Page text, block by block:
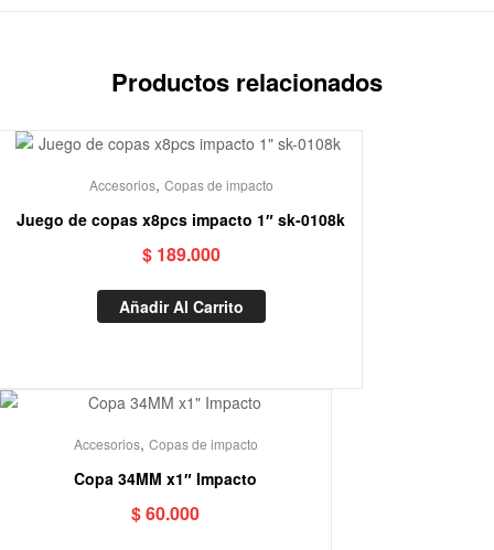
Productos relacionados
Accesorios, Copas de impacto
Juego de copas x8pcs impacto 1″ sk-0108k
$189.000
Añadir Al Carrito
Accesorios, Copas de impacto
Copa 34MM x1″ Impacto
$60.000